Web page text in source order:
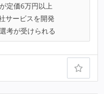
定価6万円以上
サービスを開発
考が受けられる